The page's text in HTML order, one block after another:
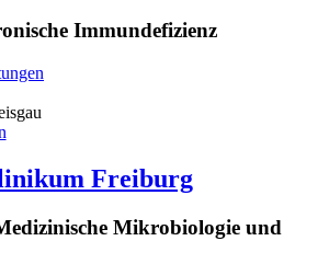
Immundefizienz
Freiburg
Mikrobiologie und